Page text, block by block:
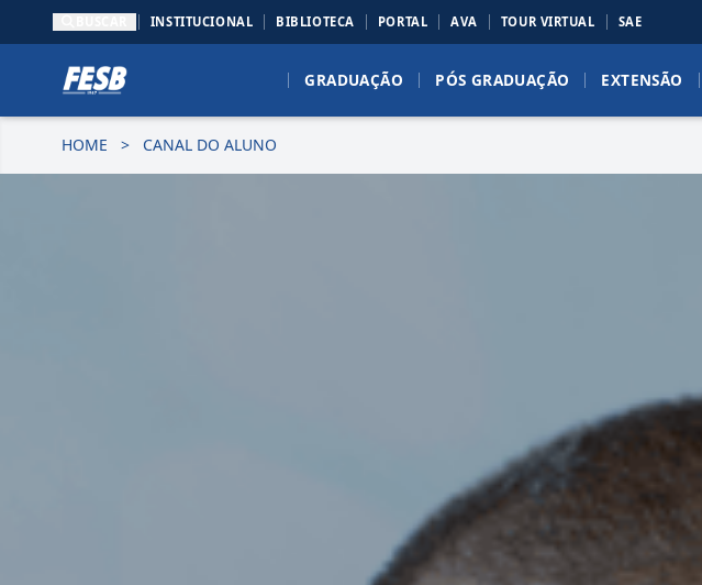
INSTITUCIONAL BIBLIOTECA PORTAL AVA TOUR VIRTUAL SAE
GRADUAÇÃO PÓS GRADUAÇÃO EXTENSÃO
HOME > CANAL DO ALUNO